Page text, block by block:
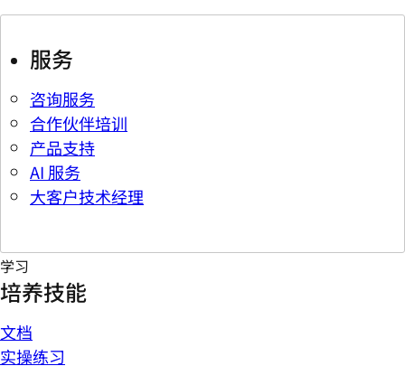
服务
咨询服务
合作伙伴培训
产品支持
AI 服务
大客户技术经理
学习
培养技能
文档
实操练习